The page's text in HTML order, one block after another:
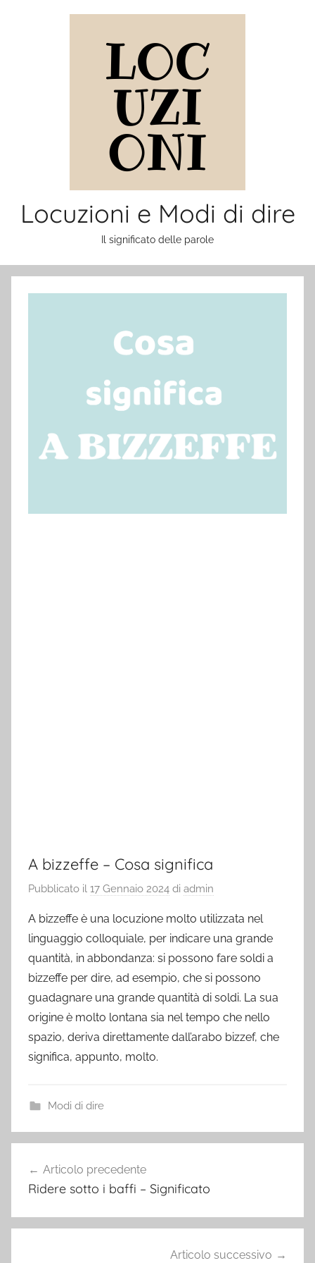
Locuzioni e Modi di dire
Il significato delle parole
A bizzeffe – Cosa significa
Pubblicato il 17 Gennaio 2024 di admin
A bizzeffe è una locuzione molto utilizzata nel
linguaggio colloquiale, per indicare una grande
quantità, in abbondanza: si possono fare soldi a
bizzeffe per dire, ad esempio, che si possono
guadagnare una grande quantità di soldi. La sua
origine è molto lontana sia nel tempo che nello
spazio, deriva direttamente dall’arabo bizzef, che
significa, appunto, molto.
Modi di dire
articoli
Articolo precedente
Ridere sotto i baffi – Significato
Articolo successivo